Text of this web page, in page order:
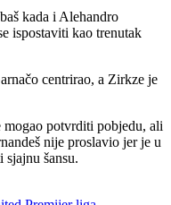
kada i Alehandro
ispostaviti kao trenutak
centrirao, a Zirkze je
potvrditi pobjedu, ali
nije proslavio jer je u
šansu.